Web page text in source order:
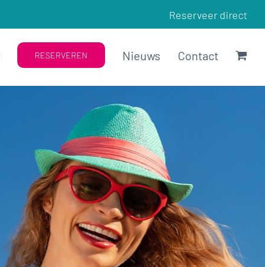
Reserveer direct
RESERVEREN Nieuws Contact